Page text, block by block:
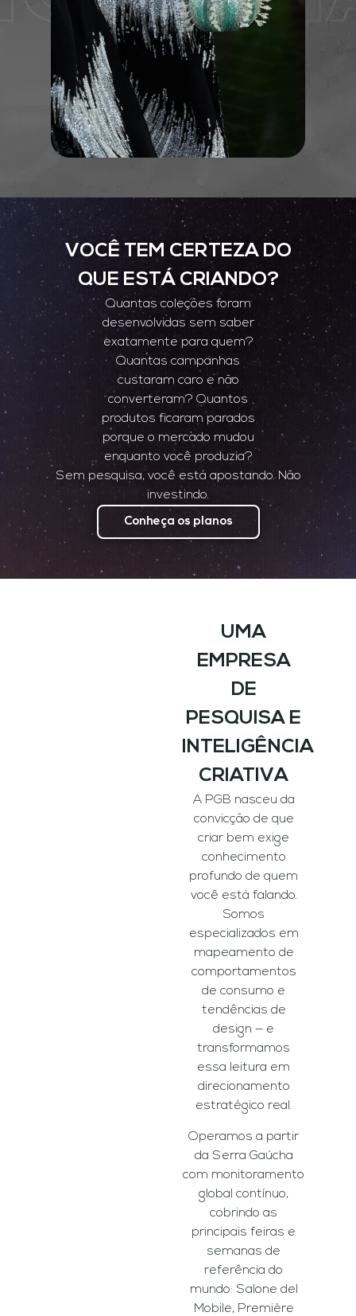
VOCÊ TEM CERTEZA DO
QUE ESTÁ CRIANDO?
Quantas coleções foram
desenvolvidas sem saber
exatamente para quem?
Quantas campanhas
custaram caro e não
converteram? Quantos
produtos ficaram parados
porque o mercado mudou
enquanto você produzia?
Sem pesquisa, você está apostando. Não
investindo.
Conheça os planos
UMA
EMPRESA
DE
PESQUISA E
INTELIGÊNCIA
CRIATIVA
A PGB nasceu da
convicção de que
criar bem exige
conhecimento
profundo de quem
você está falando.
Somos
especializados em
mapeamento de
comportamentos
de consumo e
tendências de
design — e
transformamos
essa leitura em
direcionamento
estratégico real.
Operamos a partir
da Serra Gaúcha
com monitoramento
global contínuo,
cobrindo as
principais feiras e
semanas de
referência do
mundo: Salone del
Mobile, Première